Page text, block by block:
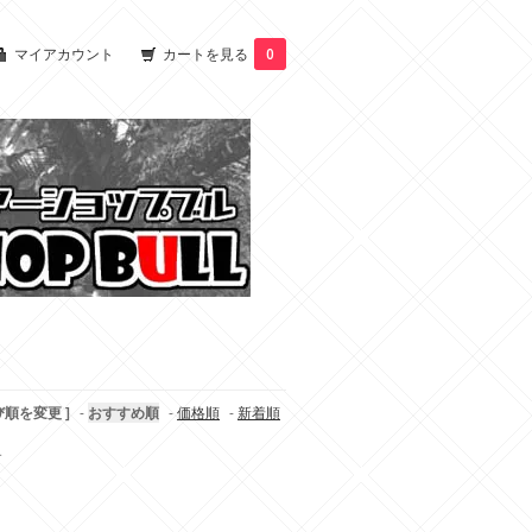
マイアカウント カートを見る 0
順を変更 ] - おすすめ順 -価格順 -新着順